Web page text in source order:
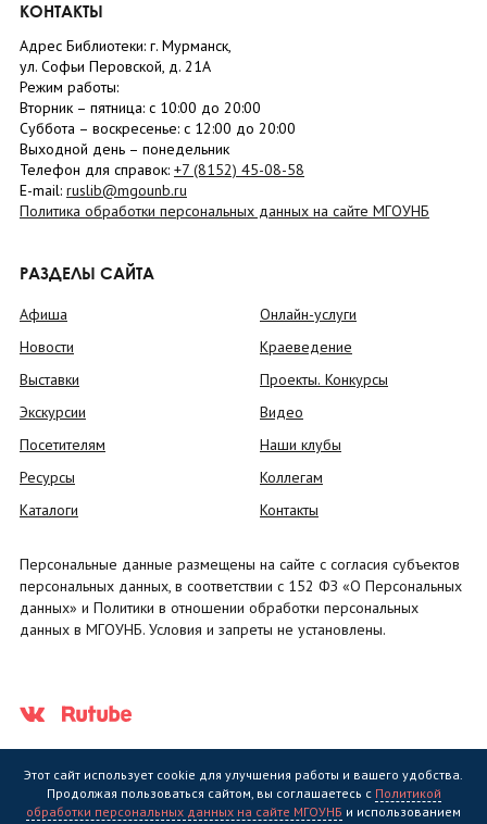
КОНТАКТЫ
Адрес Библиотеки: г. Мурманск,
ул. Софьи Перовской, д. 21А
Режим работы:
Вторник – пятница: с 10:00 до 20:00
Суббота – воскресенье: c 12:00 до 20:00
Выходной день – понедельник
Телефон для справок: +7 (8152) 45-08-58
E-mail: ruslib@mgounb.ru
Политика обработки персональных данных на сайте МГОУНБ
РАЗДЕЛЫ САЙТА
Афиша
Новости
Выставки
Экскурсии
Посетителям
Ресурсы
Каталоги
Онлайн-услуги
Краеведение
Проекты. Конкурсы
Видео
Наши клубы
Коллегам
Контакты
Персональные данные размещены на сайте с согласия субъектов
персональных данных, в соответствии с 152 ФЗ «О Персональных
данных» и Политики в отношении обработки персональных
данных в МГОУНБ. Условия и запреты не установлены.
Этот сайт использует cookie для улучшения работы и вашего удобства.
Продолжая пользоваться сайтом, вы соглашаетесь с Политикой
обработки персональных данных на сайте МГОУНБ и использованием